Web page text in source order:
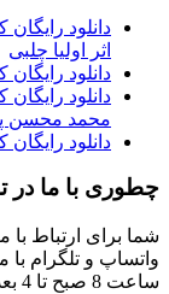
دانلود
اثر اولیا چلبی
دانلود رایگان کتاب افسانه ۷
دانلود
محمد محسن
دانلود
چطوری با ما در
واتساپ و تلگرام با
ساعت 8 صبح تا 4 بعد از ظهر پاسخگوی کاربران عزیز می باشیم